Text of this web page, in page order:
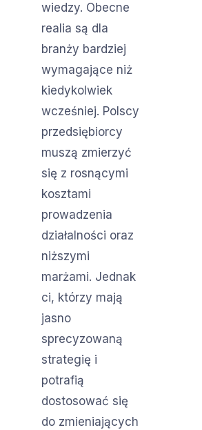
wiedzy. Obecne
realia są dla
branży bardziej
wymagające niż
kiedykolwiek
wcześniej. Polscy
przedsiębiorcy
muszą zmierzyć
się z rosnącymi
kosztami
prowadzenia
działalności oraz
niższymi
marżami. Jednak
ci, którzy mają
jasno
sprecyzowaną
strategię i
potrafią
dostosować się
do zmieniających